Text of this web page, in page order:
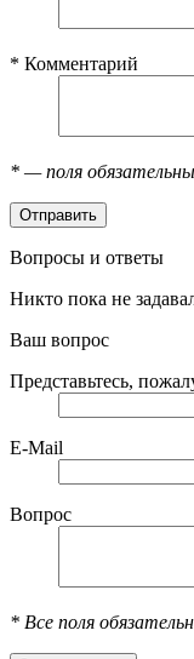
* Комментарий
* — поля
Вопросы и ответы
Никто пока не
Ваш вопрос
Представьтесь,
E-Mail
Вопрос
* Все поля